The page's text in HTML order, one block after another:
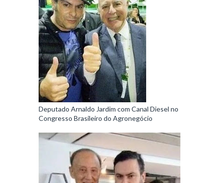
Deputado Arnaldo Jardim com Canal Diesel no
Congresso Brasileiro do Agronegócio